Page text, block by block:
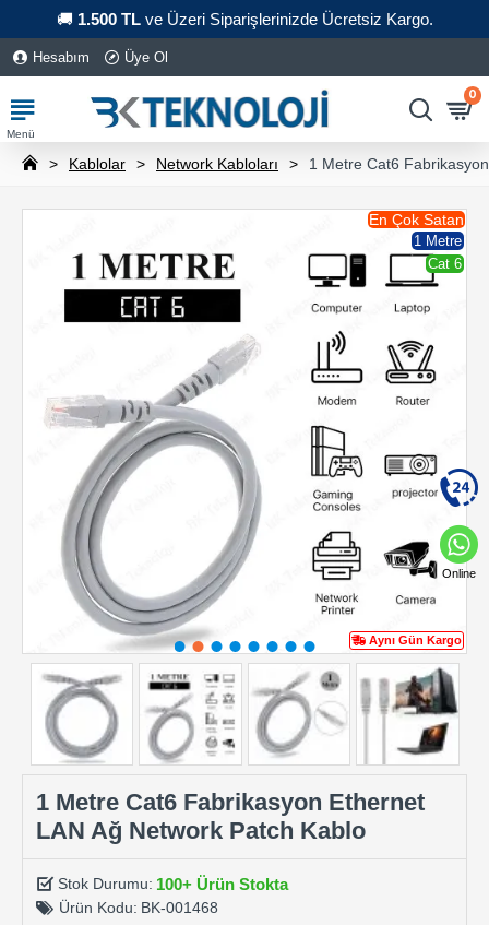
🚚 1.500 TLve Üzeri Siparişlerinizde Ücretsiz Kargo.
Hesabım Üye Ol
0
Kablolar Network Kabloları 1 Metre Cat6
Aynı Gün Kargo
En Çok Satan
1 Metre
Cat 6
1 Metre Cat6 Fabrikasyon Ethernet
LAN Ağ Network Patch Kablo
Stok Durumu: 100+ Ürün Stokta
Ürün Kodu: BK-001468
Online